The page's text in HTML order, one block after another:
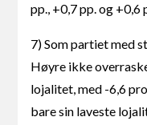
pp., +0,7 pp. og +0,6
7) Som partiet med
Høyre ikke
lojalitet, med -6,6
bare sin laveste